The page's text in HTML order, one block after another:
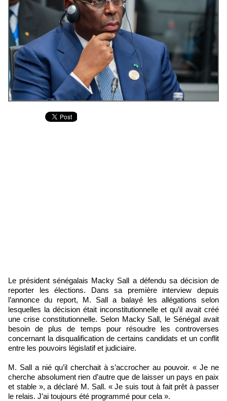
Le président sénégalais Macky Sall a défendu sa décision de
reporter les élections. Dans sa première interview depuis
l’annonce du report, M. Sall a balayé les allégations selon
lesquelles la décision était inconstitutionnelle et qu’il avait créé
une crise constitutionnelle. Selon Macky Sall, le Sénégal avait
besoin de plus de temps pour résoudre les controverses
concernant la disqualification de certains candidats et un conflit
entre les pouvoirs législatif et judiciaire.
M. Sall a nié qu’il cherchait à s’accrocher au pouvoir. « Je ne
cherche absolument rien d’autre que de laisser un pays en paix
et stable », a déclaré M. Sall. « Je suis tout à fait prêt à passer
le relais. J’ai toujours été programmé pour cela ».